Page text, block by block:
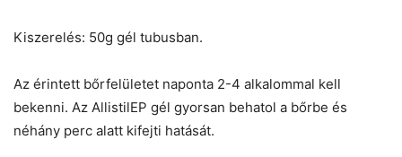
Kiszerelés: 50g gél tubusban.
Az érintett bőrfelületet naponta 2-4 alkalommal kell
bekenni. Az AllistilEP gél gyorsan behatol a bőrbe és
néhány perc alatt kifejti hatását.